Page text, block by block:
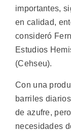
importantes,
en calidad,
consideró
Estudios
(Cehseu).
Con una
barriles
de azufre,
necesidades